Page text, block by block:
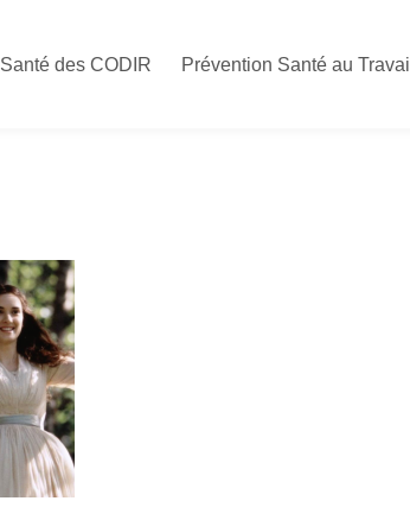
Santé des CODIR Prévention Santé au Travail